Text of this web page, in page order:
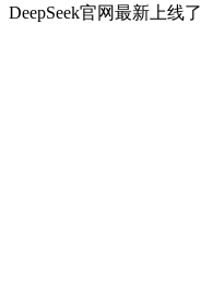
DeepSeek官网最新上线了